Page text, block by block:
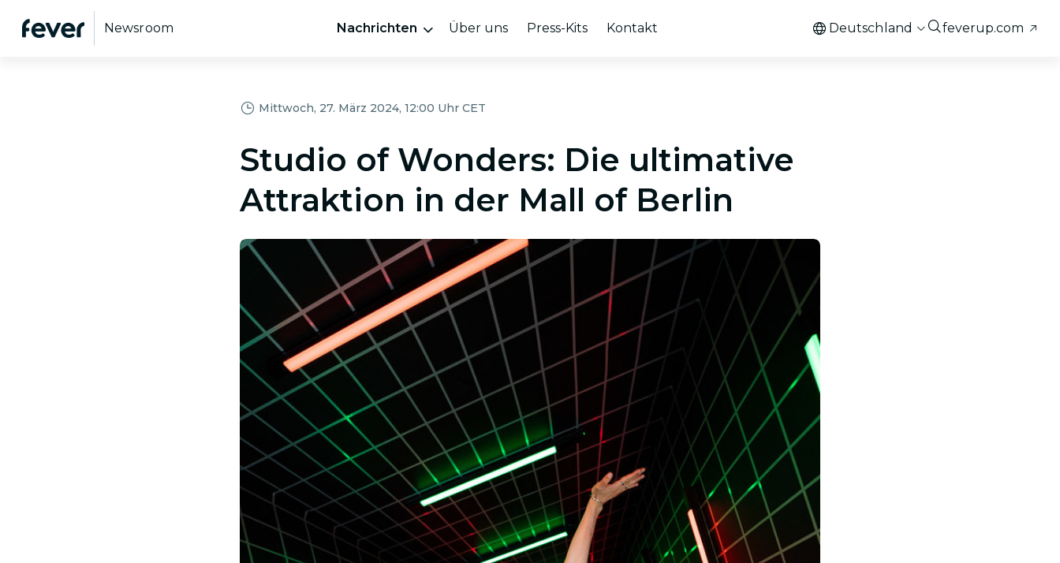
Newsroom Nachrichten Über uns Press-Kits Kontakt Deutschland feverup.com
Mittwoch, 27. März 2024, 12:00 Uhr CET
Studio of Wonders: Die ultimative
Attraktion in der Mall of Berlin